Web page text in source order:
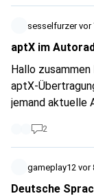
sesselfurzer vor
aptX im
Hallo zusammen Ich habe keine Filtermöglichkeit für die
aptX-
jemand aktuelle
diese scheint
aptX, allenfalls
Ich brauche
und einen
2
gameplay12 vor
Deutsche